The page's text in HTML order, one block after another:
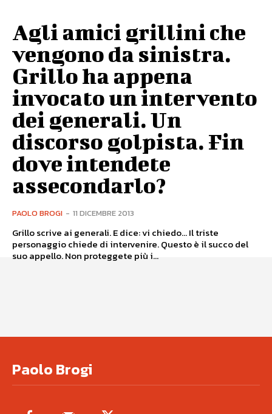
Agli amici grillini che
vengono da sinistra.
Grillo ha appena
invocato un intervento
dei generali. Un
discorso golpista. Fin
dove intendete
assecondarlo?
PAOLO BROGI - 11 DICEMBRE 2013
Grillo scrive ai generali. E dice: vi chiedo… Il triste
personaggio chiede di intervenire. Questo è il succo del
suo appello. Non proteggete più i...
Paolo Brogi